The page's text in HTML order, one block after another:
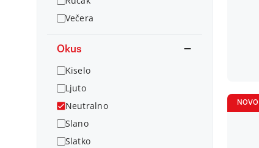
Večera
Okus
Kiselo
Ljuto
Neutralno
Slano
Slatko
NOVO